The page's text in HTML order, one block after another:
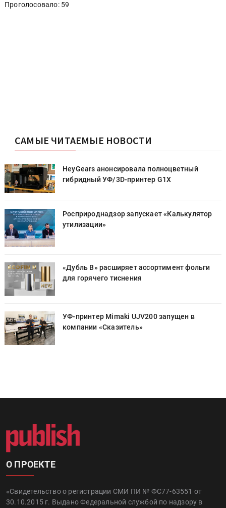
Проголосовало: 59
САМЫЕ ЧИТАЕМЫЕ НОВОСТИ
HeyGears анонсировала полноцветный
гибридный УФ/3D-принтер G1X
Росприроднадзор запускает «Калькулятор
утилизации»
«Дубль В» расширяет ассортимент фольги
для горячего тиснения
УФ-принтер Mimaki UJV200 запущен в
компании «Сказитель»
О ПРОЕКТЕ
«Свидетельство о регистрации СМИ ПИ № ФС77-63551 от
30.10.2015 г. Выдано Федеральной службой по надзору в